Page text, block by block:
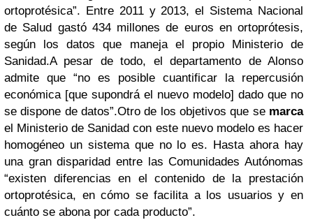
ortoprotésica”. Entre 2011 y 2013,el Sistema Nacional
de Salud gastó 434 millones de euros en ortoprótesis,
según los datos que maneja el propio Ministerio de
Sanidad.A pesar de todo, el departamento de Alonso
admite que “no es posible cuantificar la repercusión
económica[que supondrá el nuevo modelo] dado que no
se dispone de datos”.Otro de los objetivos que se marca
el Ministerio de Sanidad con este nuevo modelo es hacer
homogéneo un sistema que no lo es. Hasta ahora hay
una gran disparidad entre las Comunidades Autónomas
“existen diferencias en el contenido de la prestación
ortoprotésica, en cómo se facilita a los usuarios y en
cuánto se abona por cada producto”.